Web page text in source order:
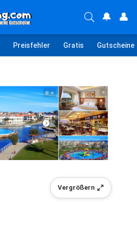
🔔 👤
Preisfehler Gratis Gutscheine
Vergrößern